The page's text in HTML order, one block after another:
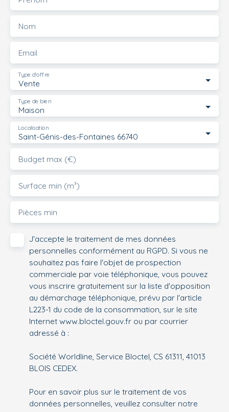
Nom
Email
Vente
Type d'offre
Maison
Type de bien
Saint-Génis-des-Fontaines 66740
Localisation
Budget max (€)
Surface min (m²)
Pièces min
J'accepte le traitement de mes données
personnelles conformément au RGPD. Si vous ne
souhaitez pas faire l'objet de prospection
commerciale par voie téléphonique, vous pouvez
vous inscrire gratuitement sur la liste d'opposition
au démarchage téléphonique, prévu par l'article
L223-1 du code de la consommation, sur le site
Internet www.bloctel.gouv.fr ou par courrier
adressé à :
Société Worldline, Service Bloctel, CS 61311, 41013
BLOIS CEDEX.
Pour en savoir plus sur le traitement de vos
données personnelles, veuillez consulter notre